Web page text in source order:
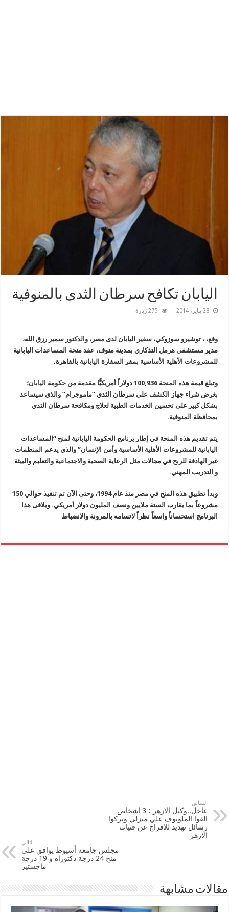
اليابان تكافح سرطان الثدى بالمنوفية
28 يناير، 2014 275 زيارة
وقع، ، توشيرو سوزوكي، سفير اليابان لدى مصر، والدكتور سمير رزق الله،
مدير مستشفى هرمل التذكاري بمدينة منوف، عقد منحة المساعدات اليابانية
للمشروعات الأهلية الأساسية بمقر السفارة اليابانية بالقاهرة.
وتبلغ قيمة هذه المنحة 100,936 دولاراً أمريكيًّا مقدمة من حكومة اليابان؛
بغرض شراء جهاز الكشف على سرطان الثدي “ماموجرام” والذي سيساعد
بشكل كبير على تحسين الخدمات الطبية لعلاج ومكافحة سرطان الثدي
بمحافظة المنوفية.
يتم تقديم هذه المنحة في إطار برنامج الحكومة اليابانية لمنح “المساعدات
اليابانية للمشروعات الأهلية الأساسية وأمن الإنسان” والذي يدعم المنظمات
غير الهادفة للربح في مجالات مثل الرعاية الصحية والاجتماعية والتعليم والبيئة
و التدريب المهني.
وبدأ تطبيق هذه المنح في مصر منذ عام 1994، وحتى الآن تم تنفيذ حوالي 150
مشروعاً بما يقارب الستة ملايين ونصف المليون دولار أمريكي. ويلاقى هذا
البرنامج استحساناً واسعاً نظراً لاتسامه بالمرونة والانضباط
السابق
عاجل..وكيل الازهر : 3 اشخاص
القوا الملوتوف علي منزلي وتركوا
رسائل تهديد للافراج عن فتيات
الازهر
التالي
مجلس جامعة أسيوط يوافق على
منح 24 درجة دكتوراه و 19 درجة
ماجستير
مقالات مشابهة